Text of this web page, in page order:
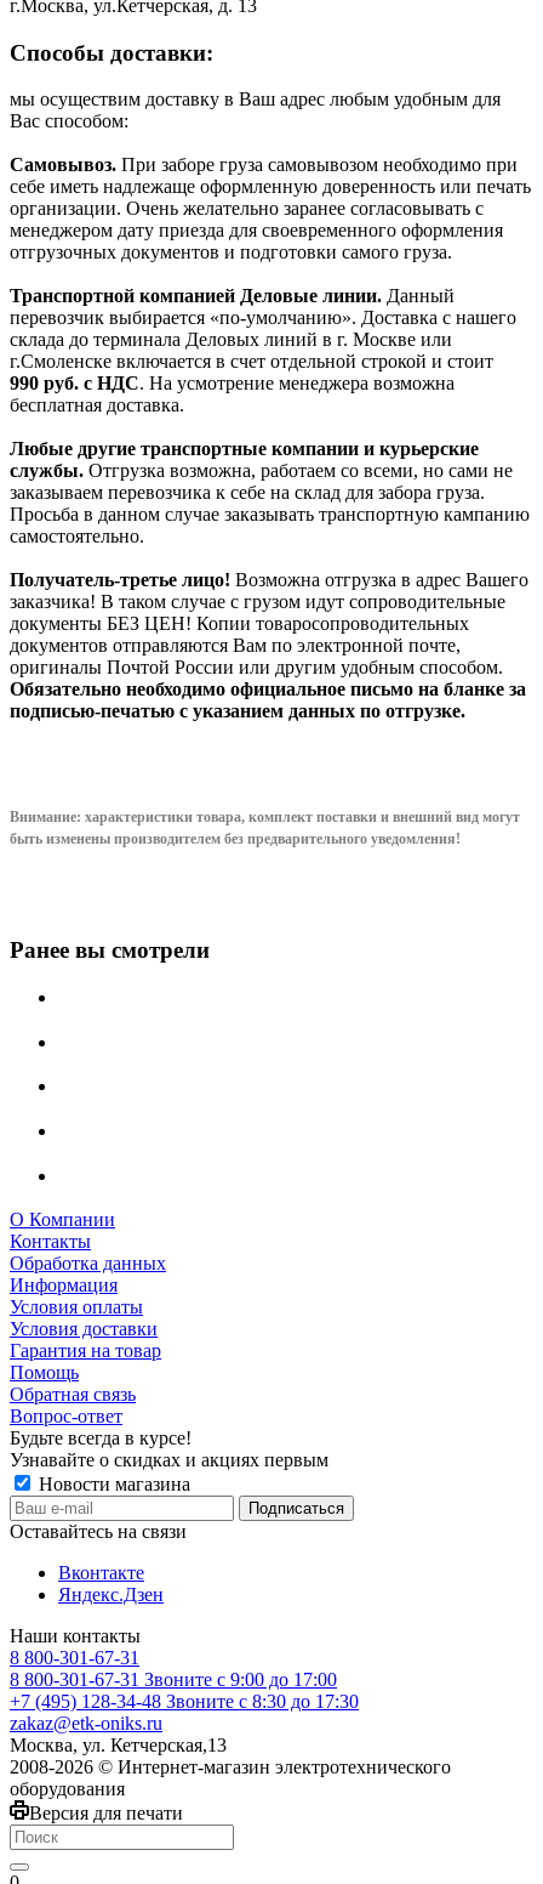
г.Москва, ул.Кетчерская, д. 13
Способы доставки:
мы осуществим доставку в Ваш адрес любым удобным для
Вас способом:
Самовывоз. При заборе груза самовывозом необходимо при
себе иметь надлежаще оформленную доверенность или печать
организации. Очень желательно заранее согласовывать с
менеджером дату приезда для своевременного оформления
отгрузочных документов и подготовки самого груза.
Транспортной компанией Деловые линии. Данный
перевозчик выбирается «по-умолчанию». Доставка с нашего
склада до терминала Деловых линий в г. Москве или
г.Смоленске включается в счет отдельной строкой и стоит
990 руб. с НДС. На усмотрение менеджера возможна
бесплатная доставка.
Любые другие транспортные компании и курьерские
службы. Отгрузка возможна, работаем со всеми, но сами не
заказываем перевозчика к себе на склад для забора груза.
Просьба в данном случае заказывать транспортную кампанию
самостоятельно.
Получатель-третье лицо! Возможна отгрузка в адрес Вашего
заказчика! В таком случае с грузом идут сопроводительные
документы БЕЗ ЦЕН! Копии товаросопроводительных
документов отправляются Вам по электронной почте,
оригиналы Почтой России или другим удобным способом.
Обязательно необходимо официальное письмо на бланке за
подписью-печатью с указанием данных по отгрузке.
Внимание: характеристики товара, комплект поставки и внешний вид могут
быть изменены производителем без предварительного уведомления!
Ранее вы смотрели
О Компании
Контакты
Обработка данных
Информация
Условия оплаты
Условия доставки
Гарантия на товар
Помощь
Обратная связь
Вопрос-ответ
Будьте всегда в курсе!
Узнавайте о скидках и акциях первым
Новости магазина
Оставайтесь на связи
Вконтакте
Яндекс.Дзен
Наши контакты
8 800-301-67-31
8 800-301-67-31 Звоните с 9:00 до 17:00
+7 (495) 128-34-48 Звоните с 8:30 до 17:30
zakaz@etk-oniks.ru
Москва, ул. Кетчерская,13
2008-2026 © Интернет-магазин электротехнического
оборудования
Версия для печати